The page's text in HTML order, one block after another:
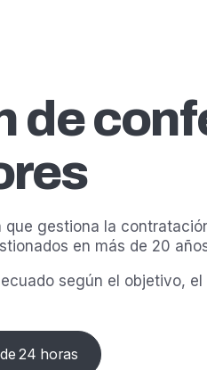
de
que gestiona la
en más de 20
según el objetivo,
24 horas